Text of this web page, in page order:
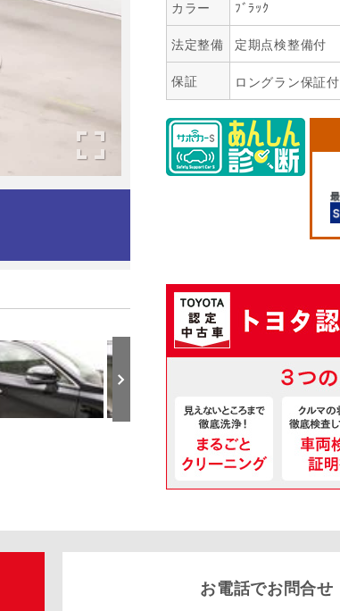
カラー ﾌﾞﾗｯｸ
法定整備 定期点検整備付
保証 ロングラン保証付
お電話でお問合せ